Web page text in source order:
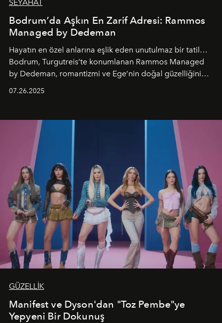
SEYAHAT
Bodrum’da Aşkın En Zarif Adresi: Rammos
Managed by Dedeman
Hayatın en özel anlarına eşlik eden unutulmaz bir tatil…
Bodrum, Turgutreis’te konumlanan Rammos Managed
by Dedeman, romantizmi ve Ege’nin doğal güzelliğini
07.26.2025
GÜZELLİK
Manifest ve Dyson'dan "Toz Pembe"ye
Yepyeni Bir Dokunuş